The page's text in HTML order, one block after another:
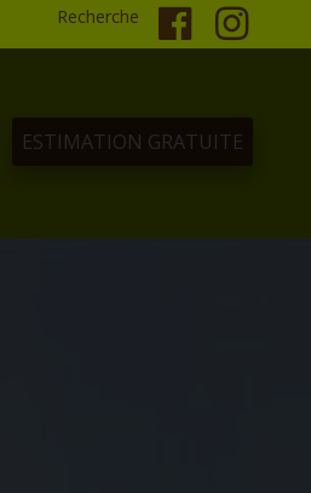
Recherche
ESTIMATION GRATUITE